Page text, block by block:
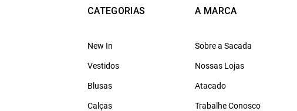
CATEGORIAS
New In
Vestidos
Blusas
Calças
A MARCA
Sobre a Sacada
Nossas Lojas
Atacado
Trabalhe Conosco